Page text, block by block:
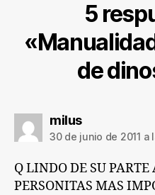
5
de
milusdice:
30 de junio de 2011 a
Q LINDO DE SU PARTE
PERSONITAS MAS